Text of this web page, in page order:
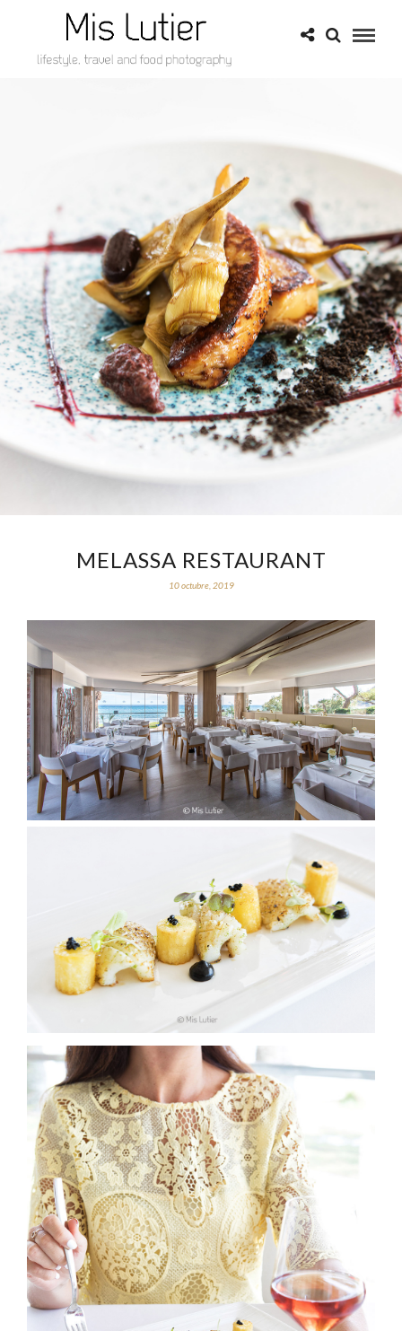
MELASSA RESTAURANT
10 octubre, 2019